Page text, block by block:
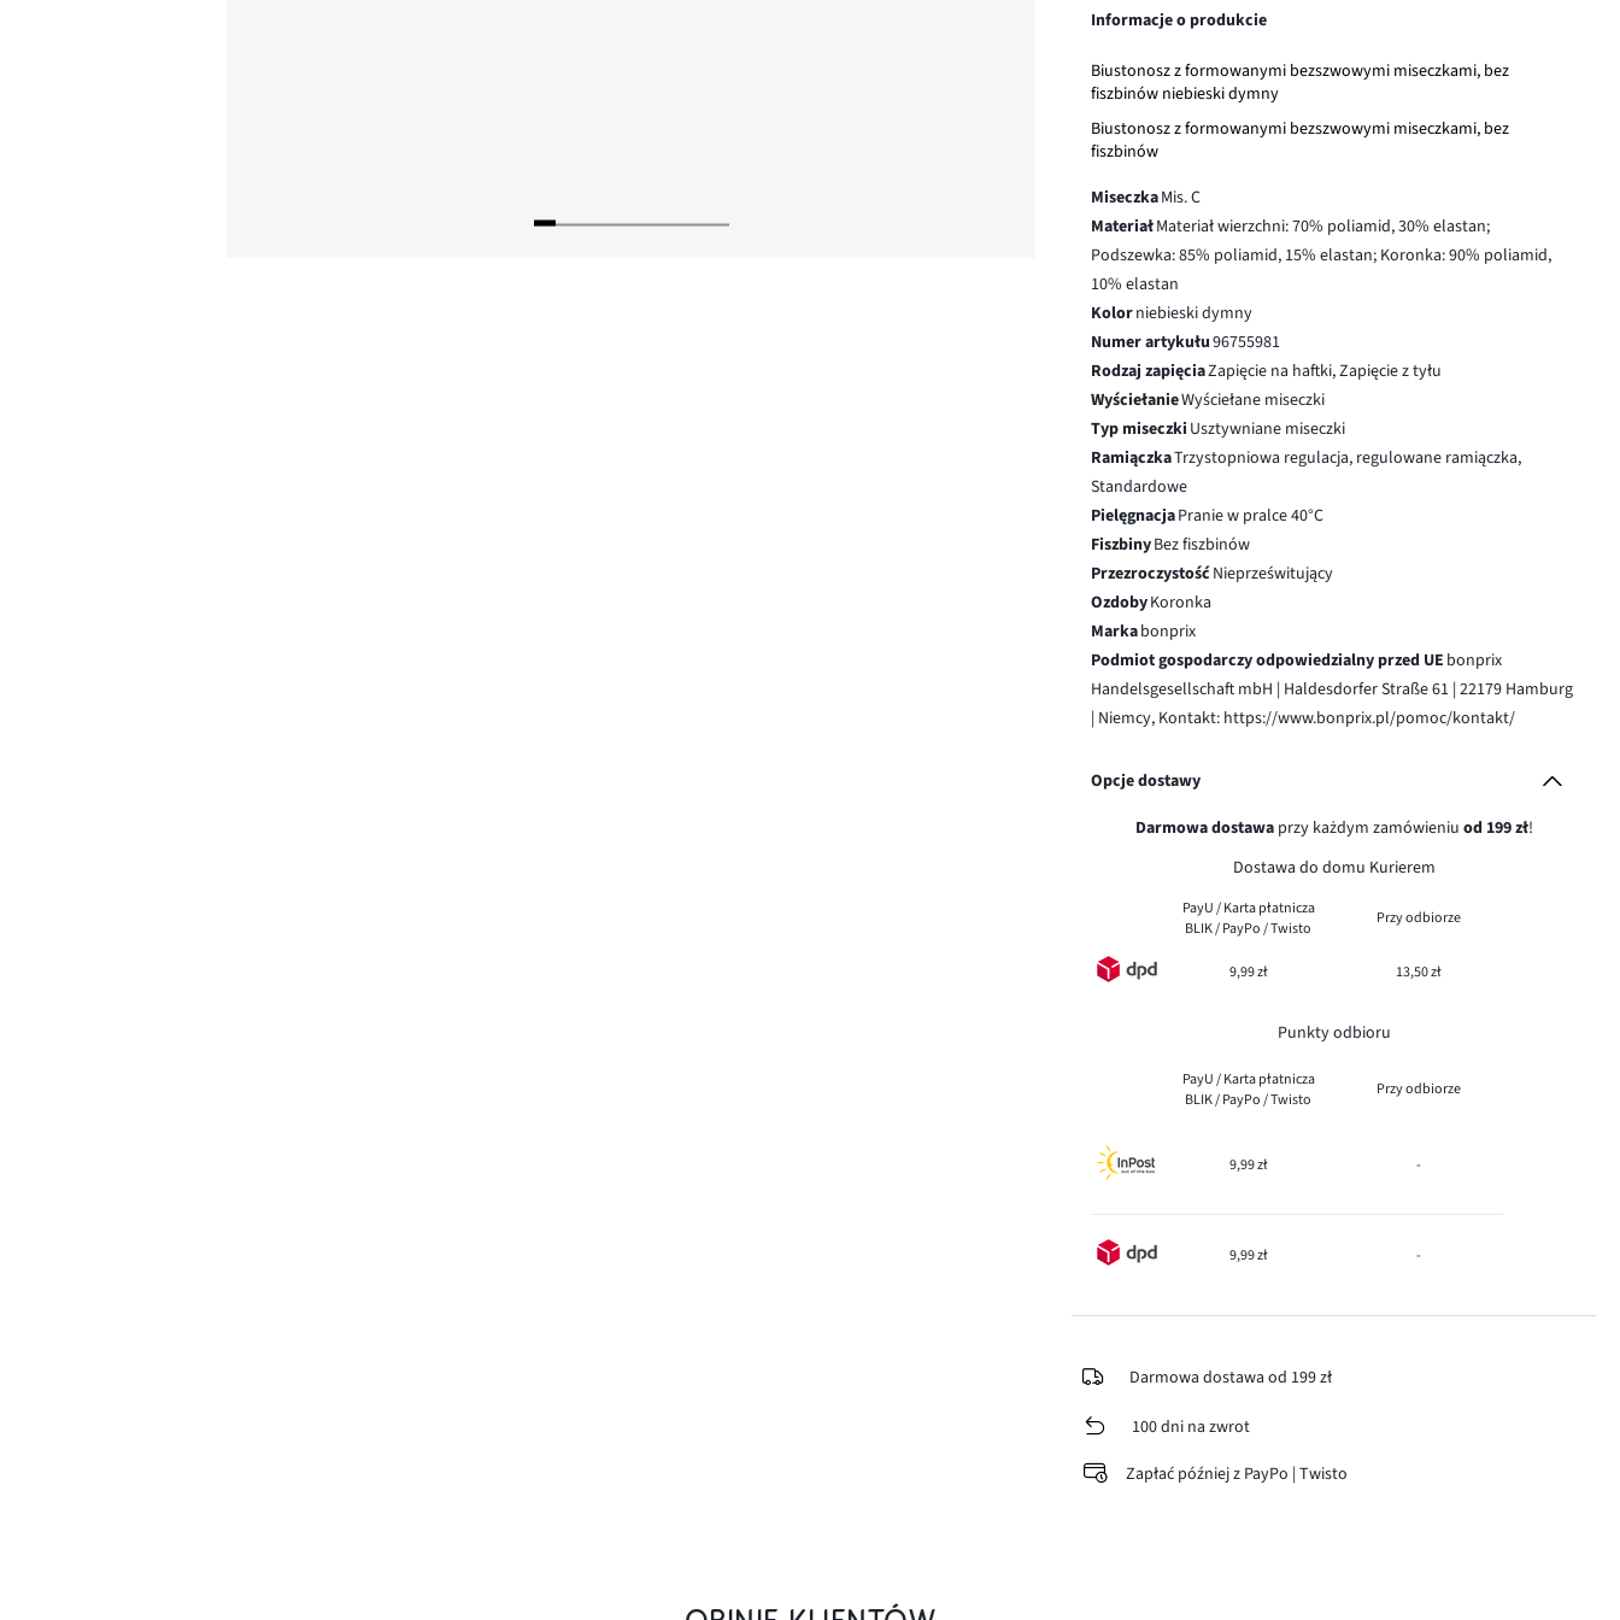
Informacje o produkcie
Biustonosz z formowanymi bezszwowymi miseczkami, bez
fiszbinów niebieski dymny
Biustonosz z formowanymi bezszwowymi miseczkami, bez
fiszbinów
MiseczkaMis. C
MateriałMateriał wierzchni: 70% poliamid, 30% elastan;
Podszewka: 85% poliamid, 15% elastan; Koronka: 90% poliamid,
10% elastan
Kolorniebieski dymny
Numer artykułu96755981
Rodzaj zapięciaZapięcie na haftki, Zapięcie z tyłu
WyściełanieWyściełane miseczki
Typ miseczki Usztywniane miseczki
RamiączkaTrzystopniowa regulacja, regulowane ramiączka,
Standardowe
PielęgnacjaPranie w pralce 40°C
FiszbinyBez fiszbinów
PrzezroczystośćNieprześwitujący
OzdobyKoronka
Markabonprix
Podmiot gospodarczy odpowiedzialny przed UE bonprix
Handelsgesellschaft mbH | Haldesdorfer Straße 61 | 22179 Hamburg
| Niemcy, Kontakt: https://www.bonprix.pl/pomoc/kontakt/
Opcje dostawy
Darmowa dostawaprzy każdym zamówieniu od 199 zł!
Dostawa do domu Kurierem
PayU / Karta płatnicza
BLIK / PayPo / Twisto
Przy odbiorze
9,99 zł 13,50 zł
Punkty odbioru
PayU / Karta płatnicza
BLIK / PayPo / Twisto
Przy odbiorze
9,99 zł -
9,99 zł -
Darmowa dostawa od 199 zł
100 dni na zwrot
Zapłać później z PayPo | Twisto